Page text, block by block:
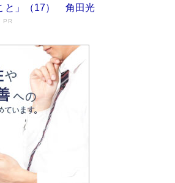
と」（17） 角田光
PR